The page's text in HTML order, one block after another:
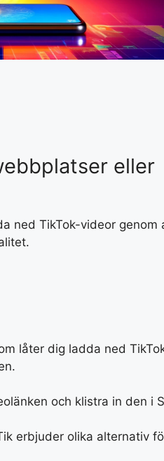
eller
ned TikTok-videor genom
låter dig ladda ned
och klistra in den i
erbjuder olika alternativ